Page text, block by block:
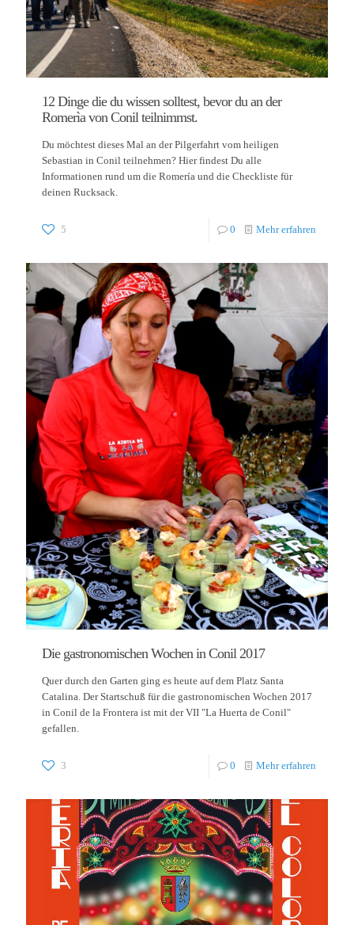
12 Dinge die du wissen solltest, bevor du an der
Romerìa von Conil teilnimmst.
Du möchtest dieses Mal an der Pilgerfahrt vom heiligen
Sebastian in Conil teilnehmen? Hier findest Du alle
Informationen rund um die Romería und die Checkliste für
deinen Rucksack.
5 0 Mehr erfahren
Die gastronomischen Wochen in Conil 2017
Quer durch den Garten ging es heute auf dem Platz Santa
Catalina. Der Startschuß für die gastronomischen Wochen 2017
in Conil de la Frontera ist mit der VII "La Huerta de Conil"
gefallen.
3 0 Mehr erfahren